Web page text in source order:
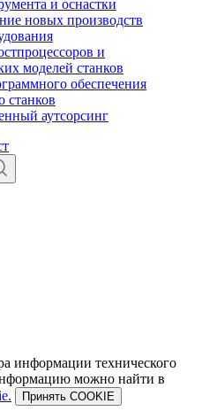
и оснастки
новых производств
и
моделей станков
обеспечения
станков
аутсорсинг
информации технического
можно найти в
Принять COOKIE